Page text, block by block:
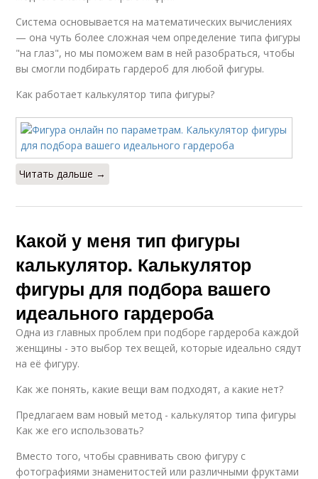
Система основывается на математических вычислениях
— она чуть более сложная чем определение типа фигуры
"на глаз", но мы поможем вам в ней разобраться, чтобы
вы смогли подбирать гардероб для любой фигуры.
Как работает калькулятор типа фигуры?
Читать дальше →
Какой у меня тип фигуры
калькулятор. Калькулятор
фигуры для подбора вашего
идеального гардероба
Одна из главных проблем при подборе гардероба каждой
женщины - это выбор тех вещей, которые идеально сядут
на её фигуру.
Как же понять, какие вещи вам подходят, а какие нет?
Предлагаем вам новый метод - калькулятор типа фигуры
Как же его использовать?
Вместо того, чтобы сравнивать свою фигуру с
фотографиями знаменитостей или различными фруктами